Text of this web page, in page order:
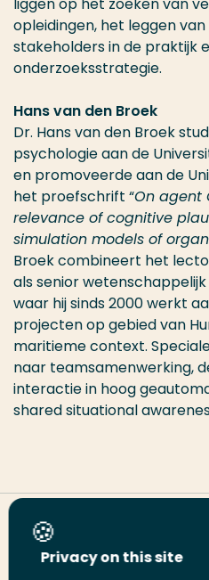
opleidingen, het leggen
stakeholders in de praktijk
onderzoeksstrategie.
Hans van den Broek
Dr. Hans van den Broek
psychologie aan de
en promoveerde aan de
het proefschrift “On agent
relevance of cognitive
simulation models of
Broek combineert het
als senior
waar hij sinds 2000 werkt
projecten op gebied van
maritieme context.
naar teamsamenwerking,
interactie in hoog
shared situational
Share this page
Privacy on this site